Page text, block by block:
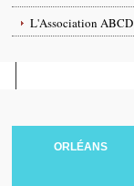
L'Association ABCD